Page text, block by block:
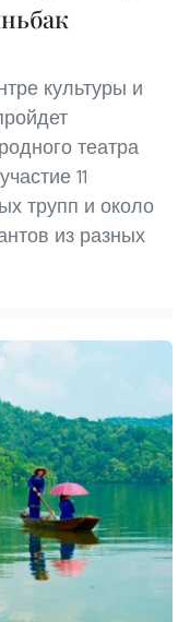
культуры и
театра
11
трупп и около
из разных